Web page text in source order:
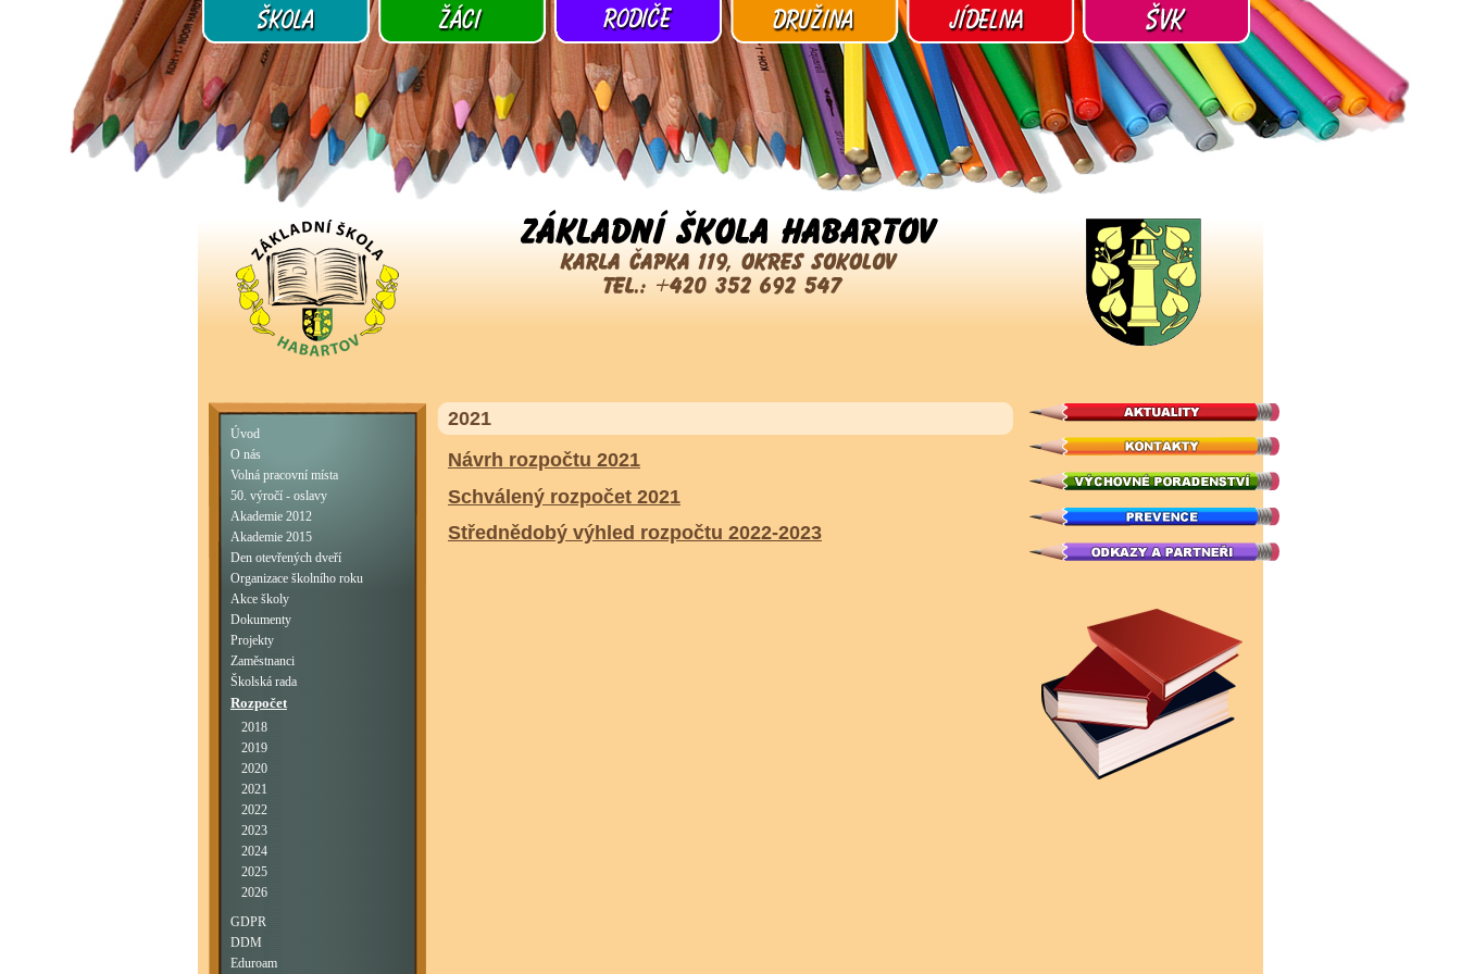
Úvod
O nás
Volná pracovní místa
50. výročí - oslavy
Akademie 2012
Akademie 2015
Den otevřených dveří
Organizace školního roku
Akce školy
Dokumenty
Projekty
Zaměstnanci
Školská rada
Rozpočet
2018
2019
2020
2021
2022
2023
2024
2025
2026
GDPR
DDM
Eduroam
2021
Návrh rozpočtu 2021
Schválený rozpočet 2021
Střednědobý výhled rozpočtu 2022-2023